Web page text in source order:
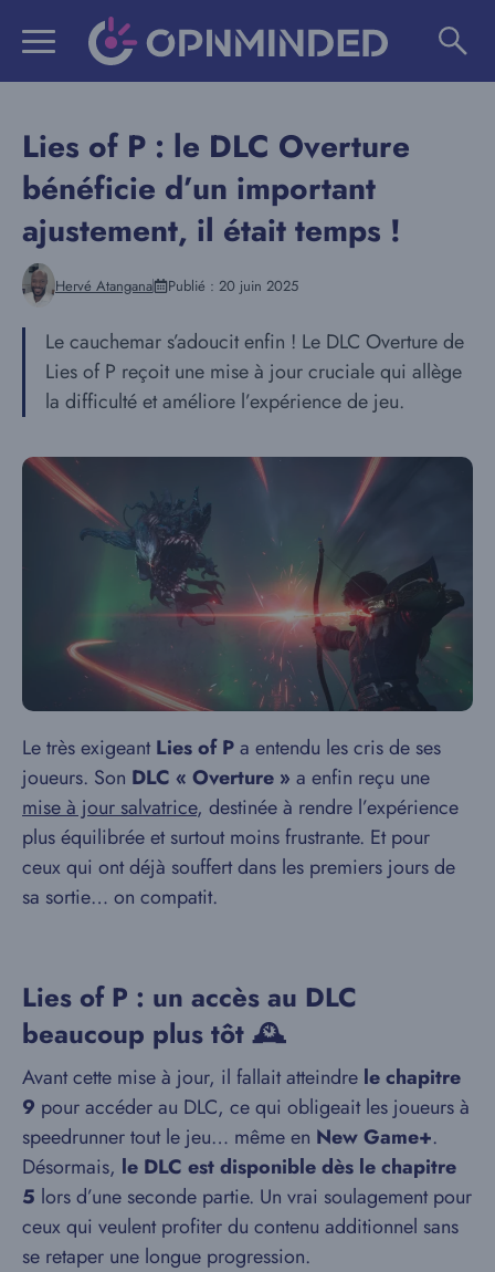
Lies of P : le DLC Overture
bénéficie d’un important
ajustement, il était temps !
Hervé Atangana Publié : 20 juin 2025
Le cauchemar s’adoucit enfin ! Le DLC Overture de
Lies of P reçoit une mise à jour cruciale qui allège
la difficulté et améliore l’expérience de jeu.
Le très exigeantLies of Pa entendu les cris de ses
joueurs. Son DLC « Overture » a enfin reçu une
mise à jour salvatrice, destinée à rendre l’expérience
plus équilibrée et surtout moins frustrante. Et pour
ceux qui ont déjà souffert dans les premiers jours de
sa sortie… on compatit.
Lies of P : un accès au DLC
beaucoup plus tôt 🕰️
Avant cette mise à jour, il fallait atteindre le chapitre
9 pour accéder au DLC, ce qui obligeait les joueurs à
speedrunner tout le jeu… même en New Game+.
Désormais, le DLC est disponible dès le chapitre
5 lors d’une seconde partie. Un vrai soulagement pour
ceux qui veulent profiter du contenu additionnel sans
se retaper une longue progression.